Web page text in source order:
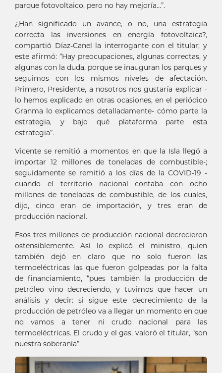
parque fotovoltaico, pero no hay mejoría…”.
¿Han significado un avance, o no, una estrategia
correcta las inversiones en energía fotovoltaica?,
compartió Díaz-Canel la interrogante con el titular; y
este afirmó: “Hay preocupaciones, algunas correctas, y
algunas con la duda, porque se inauguran los parques y
seguimos con los mismos niveles de afectación.
Primero, Presidente, a nosotros nos gustaría explicar -
lo hemos explicado en otras ocasiones, en el periódico
Granma lo explicamos detalladamente- cómo parte la
estrategia, y bajo qué plataforma parte esta
estrategia”.
Vicente se remitió a momentos en que la Isla llegó a
importar 12 millones de toneladas de combustible-;
seguidamente se remitió a los días de la COVID-19 -
cuando el territorio nacional contaba con ocho
millones de toneladas de combustible, de los cuales,
dijo, cinco eran de importación, y tres eran de
producción nacional.
Esos tres millones de producción nacional decrecieron
ostensiblemente. Así lo explicó el ministro, quien
también dejó en claro que no solo fueron las
termoeléctricas las que fueron golpeadas por la falta
de financiamiento, “pues también la producción de
petróleo vino decreciendo, y tuvimos que hacer un
análisis y decir: si sigue este decrecimiento de la
producción de petróleo va a llegar un momento en que
no vamos a tener ni crudo nacional para las
termoeléctricas. El crudo y el gas, valoró el titular, “son
nuestra soberanía”.